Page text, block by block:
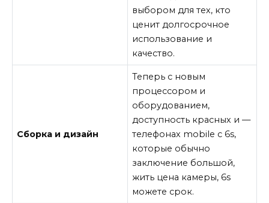
выбором для тех, кто
ценит долгосрочное
использование и
качество.
Сборка и дизайн
Теперь с новым
процессором и
оборудованием,
доступность красных и —
телефонах mobile с 6s,
которые обычно
заключение большой,
жить цена камеры, 6s
можете срок.